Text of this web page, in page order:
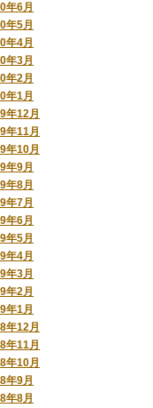
年6月
年5月
年4月
年3月
年2月
年1月
年12月
年11月
年10月
年9月
年8月
年7月
年6月
年5月
年4月
年3月
年2月
年1月
年12月
年11月
年10月
年9月
年8月